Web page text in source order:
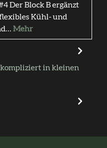
Der Block B ergänzt
Kühl- und
Mehr
in kleinen